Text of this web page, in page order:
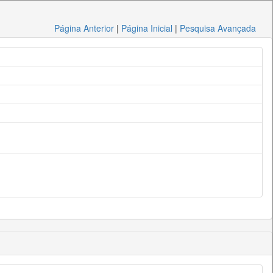
Página Anterior | Página Inicial | Pesquisa Avançada